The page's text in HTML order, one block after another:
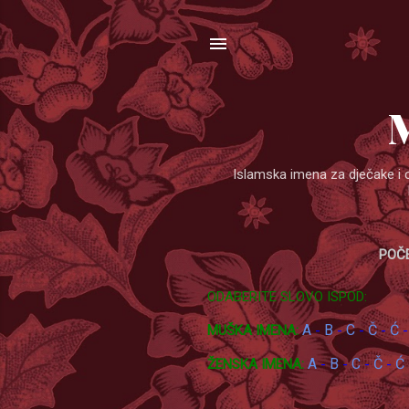
Islamska imena za dječake i
ODABERITE SLOVO ISPOD:
MUŠKA IMENA: A-B-C-Č-Ć -
ŽENSKA IMENA: A-B-C-Č - Ć